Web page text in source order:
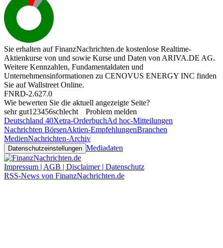
Sie erhalten auf FinanzNachrichten.de kostenlose Realtime-
Aktienkurse von und sowie Kurse und Daten von ARIVA.DE AG.
Weitere Kennzahlen, Fundamentaldaten und
Unternehmensinformationen zu CENOVUS ENERGY INC finden
Sie aufWallstreet Online.
FNRD-2.627.0
Wie bewerten Sie die aktuell angezeigte Seite?
sehr gut1 23456schlecht
Problem melden
Deutschland 40Xetra-OrderbuchAd hoc-Mitteilungen
Nachrichten BörsenAktien-EmpfehlungenBranchen
MedienNachrichten-Archiv
Datenschutzeinstellungen Mediadaten
Impressum | AGB | Disclaimer | Datenschutz
RSS-News von FinanzNachrichten.de